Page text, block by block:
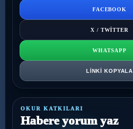
FACEBOOK
X / TWITTER
WHATSAPP
LINKI KOPYALA
OKUR KATKILARI
Habere yorum yaz